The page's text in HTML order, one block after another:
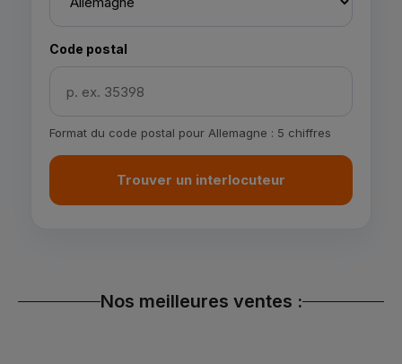
Code postal
Format du code postal pour Allemagne : 5 chiffres
Trouver un interlocuteur
Nos meilleures ventes :